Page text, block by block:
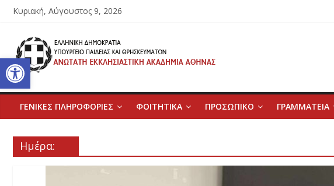
Ανοίξτε τη γραμμή εργαλείων
Μετάβαση
περιεχόμενο
Κυριακή, Αύγουστος 9, 2026
Ανώτατη
Εκκλησιαστική
Ακαδημία
Αθηνών
Ανώτατη
ΓΕΝΙΚΕΣ ΠΛΗΡΟΦΟΡΙΕΣ ΦΟΙΤΗΤΙΚΑ ΠΡΟΣΩΠΙΚΟ ΓΡΑΜΜΑΤΕΙΑ
Ημέρα: